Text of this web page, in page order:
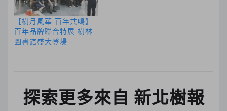
【樹月風華 百年共鳴】
百年品牌聯合特展 樹林
圖書館盛大登場
探索更多來自 新北樹報